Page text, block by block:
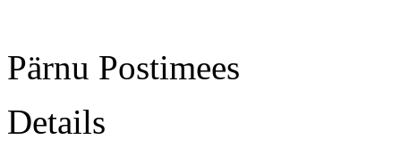
Pärnu Postimees
Details